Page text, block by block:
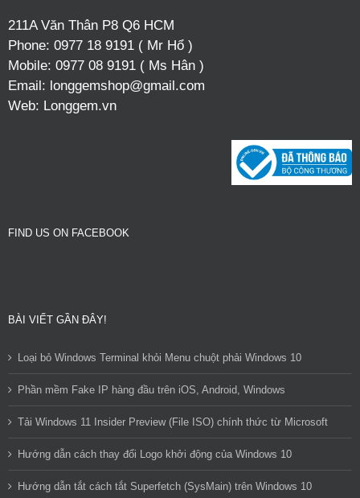
211A Văn Thân P8 Q6 HCM
Phone: 0977 18 9191 ( Mr Hổ )
Mobile: 0977 08 9191 ( Ms Hân )
Email: longgemshop@gmail.com
Web: Longgem.vn
FIND US ON FACEBOOK
BÀI VIẾT GẦN ĐÂY!
Loại bỏ Windows Terminal khỏi Menu chuột phải Windows 10
Phần mềm Fake IP hàng đầu trên iOS, Android, Windows
Tải Windows 11 Insider Preview (File ISO) chính thức từ Microsoft
Hướng dẫn cách thay đổi Logo khởi động của Windows 10
Hướng dẫn tắt cách tắt Superfetch (SysMain) trên Windows 10